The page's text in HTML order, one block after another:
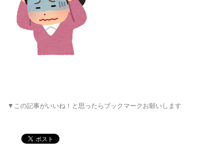
▼この記事がいいね！と思ったらブックマークお願いします